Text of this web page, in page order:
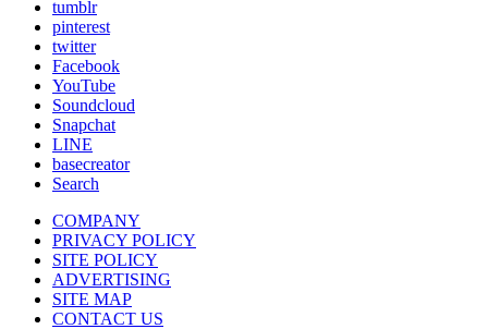
tumblr
pinterest
twitter
Facebook
YouTube
Soundcloud
Snapchat
LINE
basecreator
Search
COMPANY
PRIVACY POLICY
SITE POLICY
ADVERTISING
SITE MAP
CONTACT US